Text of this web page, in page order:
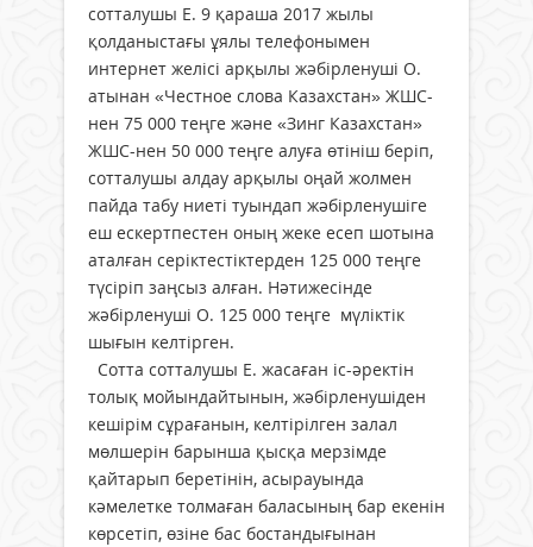
сотталушы Е. 9 қараша 2017 жылы
қолданыстағы ұялы телефонымен
интернет желісі арқылы жәбірленуші О.
атынан «Честное слова Казахстан» ЖШС-
нен 75 000 теңге және «Зинг Казахстан»
ЖШС-нен 50 000 теңге алуға өтініш беріп,
сотталушы алдау арқылы оңай жолмен
пайда табу ниеті туындап жәбірленушіге
еш ескертпестен оның жеке есеп шотына
аталған серіктестіктерден 125 000 теңге
түсіріп заңсыз алған. Нәтижесінде
жәбірленуші О. 125 000 теңге мүліктік
шығын келтірген.
Сотта сотталушы Е. жасаған іс-әректін
толық мойындайтынын, жәбірленушіден
кешірім сұрағанын, келтірілген залал
мөлшерін барынша қысқа мерзімде
қайтарып беретінін, асырауында
кәмелетке толмаған баласының бар екенін
көрсетіп, өзіне бас бостандығынан